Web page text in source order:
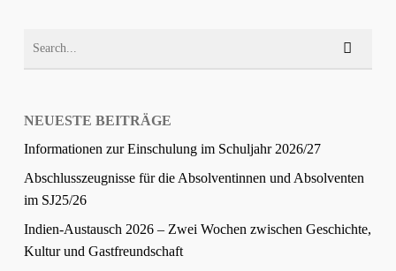
NEUESTE BEITRÄGE
Informationen zur Einschulung im Schuljahr 2026/27
Abschlusszeugnisse für die Absolventinnen und Absolventen
im SJ25/26
Indien-Austausch 2026 – Zwei Wochen zwischen Geschichte,
Kultur und Gastfreundschaft